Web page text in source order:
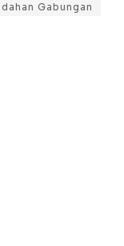
Gabungan